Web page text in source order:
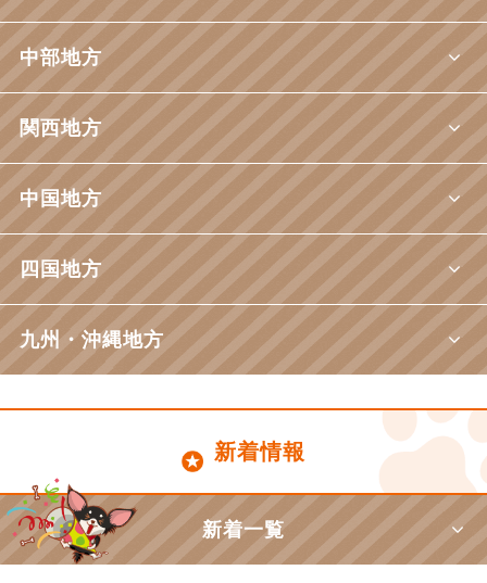
中部地方
関西地方
中国地方
四国地方
九州・沖縄地方
新着情報
新着一覧